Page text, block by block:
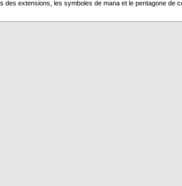
extensions, les symboles de mana et le pentagone de